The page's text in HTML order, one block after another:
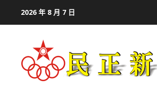
2026 年 8 月 7 日